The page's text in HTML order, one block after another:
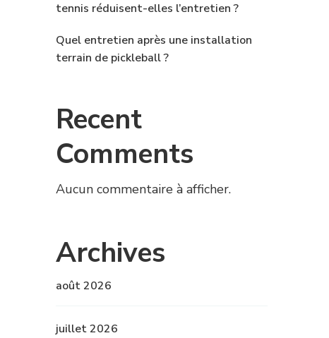
tennis réduisent-elles l’entretien ?
Quel entretien après une installation
terrain de pickleball ?
Recent
Comments
Aucun commentaire à afficher.
Archives
août 2026
juillet 2026